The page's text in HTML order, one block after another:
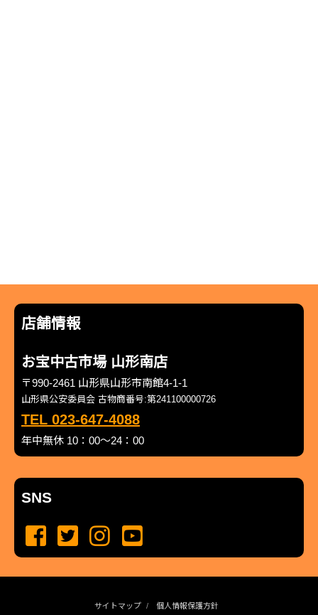
店舗情報
お宝中古市場 山形南店
〒990-2461 山形県山形市南館4-1-1
山形県公安委員会 古物商番号:第241100000726
TEL 023-647-4088
年中無休 10：00～24：00
SNS
サイトマップ 個人情報保護方針